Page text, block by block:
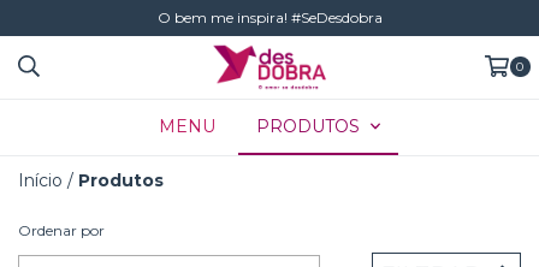
O bem me inspira! #SeDesdobra
0
MENU PRODUTOS
Início / Produtos
Ordenar por